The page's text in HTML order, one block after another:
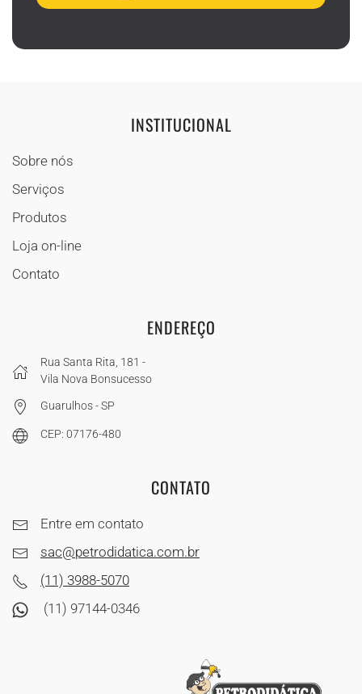
INSTITUCIONAL
Sobre nós
Serviços
Produtos
Loja on-line
Contato
ENDEREÇO
Rua Santa Rita, 181 -
Vila Nova Bonsucesso
Guarulhos - SP
CEP: 07176-480
CONTATO
Entre em contato
sac@petrodidatica.com.br
(11) 3988-5070
(11) 97144-0346